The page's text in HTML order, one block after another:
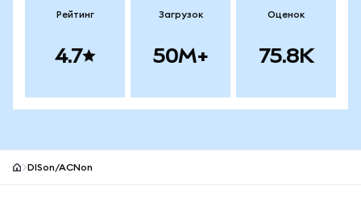
Рейтинг
4.7
Загрузок
50M+
Оценок
75.8K
DISon/ACNon